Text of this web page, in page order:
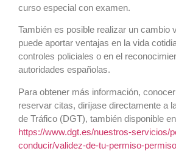
curso especial con examen.
También es posible realizar un cambio
puede aportar ventajas en la vida
controles policiales o en el
autoridades españolas.
Para obtener más información,
reservar citas, diríjase directamente a
de Tráfico (DGT), también disponible
https://www.dgt.es/nuestros-servicios/
conducir/validez-de-tu-permiso-